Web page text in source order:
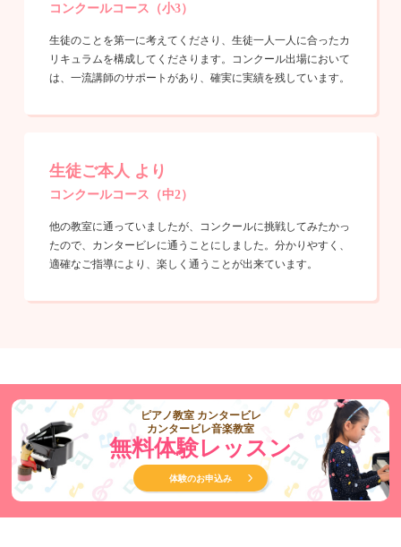
コンクールコース（小3）
生徒のことを第一に考えてくださり、生徒一人一人に合ったカ
リキュラムを構成してくださります。コンクール出場において
は、一流講師のサポートがあり、確実に実績を残しています。
生徒ご本人 より
コンクールコース（中2）
他の教室に通っていましたが、コンクールに挑戦してみたかっ
たので、カンタービレに通うことにしました。分かりやすく、
適確なご指導により、楽しく通うことが出来ています。
ピアノ教室 カンタービレ
カンタービレ音楽教室
無料体験レッスン
体験のお申込み